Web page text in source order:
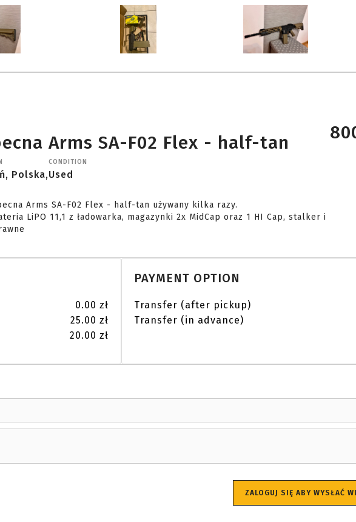
Arms SA-F02 Flex - half-tan
Polska,
CONDITION
Used
LiPO 11,1 z ładowarka, magazynki 2x MidCap oraz 1 HI Cap, stalker i
0.00 zł
25.00 zł
20.00 zł
PAYMENT OPTION
Transfer (after pickup)
Transfer (in advance)
ZALOGUJ SIĘ ABY WYSŁAĆ